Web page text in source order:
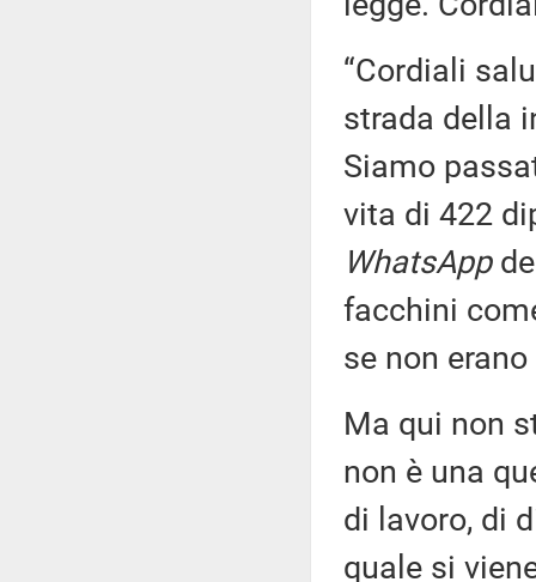
“Cordiali
strada della
Siamo
vita di 422
WhatsApp
facchini
se non
Ma qui non
non è una
di lavoro, di
quale si